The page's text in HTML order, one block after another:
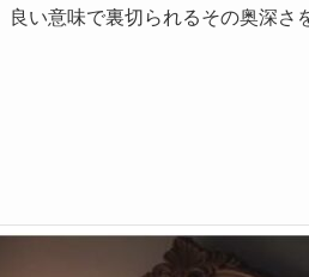
い意味で裏切られるその奥深さ